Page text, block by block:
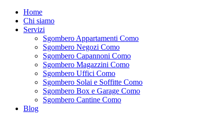
Home
Chi siamo
Servizi
Sgombero Appartamenti Como
Sgombero Negozi Como
Sgombero Capannoni Como
Sgombero Magazzini Como
Sgombero Uffici Como
Sgombero Solai e Soffitte Como
Sgombero Box e Garage Como
Sgombero Cantine Como
Blog